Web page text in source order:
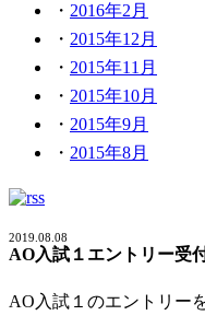
2016年2月
2015年12月
2015年11月
2015年10月
2015年9月
2015年8月
2019.08.08
AO入試１エントリー受
AO入試１のエントリー